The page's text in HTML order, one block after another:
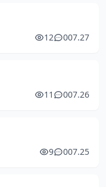
12 007.27
11 007.26
9 007.25